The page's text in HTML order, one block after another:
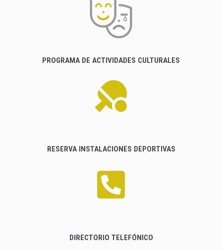
PROGRAMA DE ACTIVIDADES CULTURALES
RESERVA INSTALACIONES DEPORTIVAS
DIRECTORIO TELEFÓNICO